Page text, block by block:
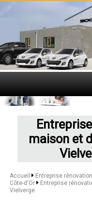
maison et
Accueil
Entreprise
Côte-d'Or
Entreprise
Vielverge